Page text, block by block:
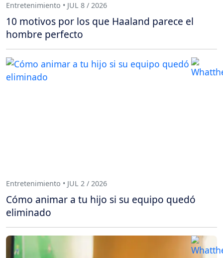
Entretenimiento • JUL 8 / 2026
10 motivos por los que Haaland parece el
hombre perfecto
Entretenimiento • JUL 2 / 2026
Cómo animar a tu hijo si su equipo quedó
eliminado